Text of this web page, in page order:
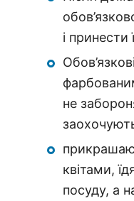
і принести
не
квітами,
посуду, а